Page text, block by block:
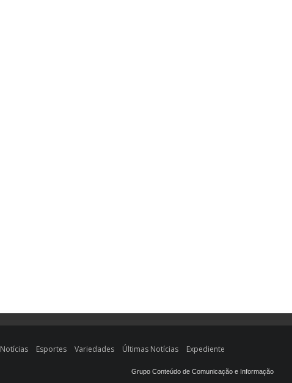
Notícias Esportes Variedades Últimas Notícias Expediente
Grupo Conteúdo de Comunicação e Informação